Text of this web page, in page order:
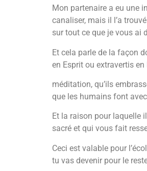
Mon partenaire a eu une
canaliser, mais il l’a
sur tout ce que je vous ai
Et cela parle de la façon
en Esprit ou extravertis
méditation, qu’ils
que les humains font
Et la raison pour laquelle
sacré et qui vous fait
Ceci est valable pour
tu vas devenir pour le